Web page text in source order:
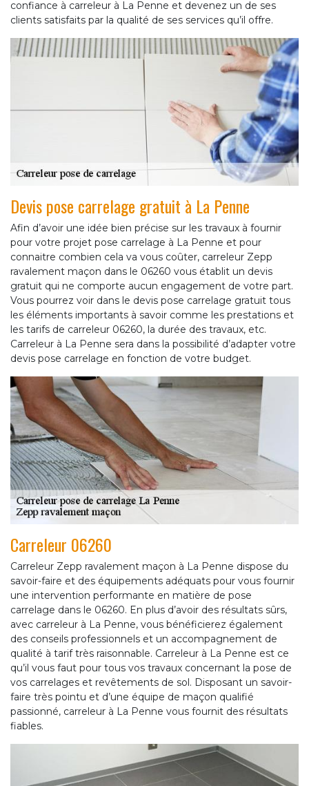
confiance à carreleur à La Penne et devenez un de ses
clients satisfaits par la qualité de ses services qu’il offre.
Devis pose carrelage gratuit à La Penne
Afin d’avoir une idée bien précise sur les travaux à fournir
pour votre projet pose carrelage à La Penne et pour
connaitre combien cela va vous coûter, carreleur Zepp
ravalement maçon dans le 06260 vous établit un devis
gratuit qui ne comporte aucun engagement de votre part.
Vous pourrez voir dans le devis pose carrelage gratuit tous
les éléments importants à savoir comme les prestations et
les tarifs de carreleur 06260, la durée des travaux, etc.
Carreleur à La Penne sera dans la possibilité d’adapter votre
devis pose carrelage en fonction de votre budget.
Carreleur 06260
Carreleur Zepp ravalement maçon à La Penne dispose du
savoir-faire et des équipements adéquats pour vous fournir
une intervention performante en matière de pose
carrelage dans le 06260. En plus d’avoir des résultats sûrs,
avec carreleur à La Penne, vous bénéficierez également
des conseils professionnels et un accompagnement de
qualité à tarif très raisonnable. Carreleur à La Penne est ce
qu’il vous faut pour tous vos travaux concernant la pose de
vos carrelages et revêtements de sol. Disposant un savoir-
faire très pointu et d’une équipe de maçon qualifié
passionné, carreleur à La Penne vous fournit des résultats
fiables.